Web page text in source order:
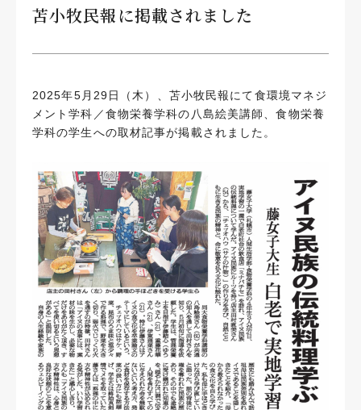
苫小牧民報に掲載されました
2025年5月29日（木）、苫小牧民報にて食環境マネジ
メント学科／食物栄養学科の八島絵美講師、食物栄養
学科の学生への取材記事が掲載されました。